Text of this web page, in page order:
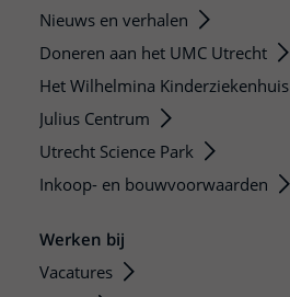
Nieuws en verhalen
Doneren aan het UMC Utrecht
Het Wilhelmina Kinderziekenhuis
Julius Centrum
Utrecht Science Park
Inkoop- en bouwvoorwaarden
Werken bij
Vacatures